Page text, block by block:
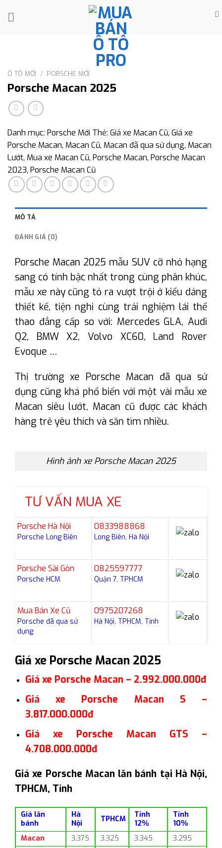
Ô TÔ MỚI / PORSCHE MỚI
Porsche Macan 2025
Danh mục: Porsche Mới Thẻ: Giá xe Macan Cũ, Giá xe
Porsche Macan, Macan Cũ, Macan đã qua sử dụng, Macan
Lướt, Mua xe Macan Cũ, Porsche Macan, Porsche Macan
2023, Porsche Macan Cũ
MÔ TẢ
ĐÁNH GIÁ (0)
Porsche Macan 2025 mẫu SUV cỡ nhỏ hạng
sang có tính bậc nhất trong cùng phân khúc,
mẫu xe này cũng tỏ ra vượt trội ở kiểu dáng
thiết kế, tiện nghi cùng trải nghiệm lái thể
thao đẳng cấp so với: Mercedes GLA, Audi
Q2, BMW X2, Volvo XC60, Land Rover
Evoque …
Thị trường xe Porsche Macan đã qua sử
dụng cũng khá phổ biến với một vài mẫu xe
Macan siêu lướt, Macan cũ được các khách
hàng trẻ yêu thích và săn tìm nhiều.
Hình ảnh xe Porsche Macan 2025
TƯ VẤN MUA XE
Porsche Hà Nội
Porsche Long Biên
0833988868
Long Biên, Hà Nội
Porsche Sài Gòn
Porsche HCM
0825597777
Quận 7, TPHCM
Mua Bán Xe Cũ
Porsche đã qua sử
dụng
0975207268
Hà Nội, TPHCM, Tỉnh
Giá xe Porsche Macan 2025
Giá xe Porsche Macan – 2.992.000.000đ
Giá xe Porsche Macan S –
3.817.000.000đ
Giá xe Porsche Macan GTS –
4.708.000.000đ
Giá xe Porsche Macan lăn bánh tại Hà Nội,
TPHCM, Tỉnh
Giá lăn
bánh
Hà
Nội
TPHCM
Tỉnh
12%
Tỉnh
10%
Macan
3.375 3.325 3.345
3.295